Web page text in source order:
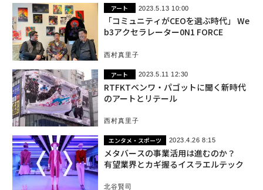
アート 2023.5.13 10:00
「コミュニティがCEOを選ぶ時代」 We
b3アクセラレーター0N1 FORCE
西村真里子
アート 2023.5.11 12:30
RTFKTベンワ・パゴットに聞く新時代
のアートとリテール
西村真里子
エンタメ・スポーツ 2023.4.26 8:15
メタバースの事業活用は進むのか？
有望業界とカギ握るイスラエルテック
北谷賢司